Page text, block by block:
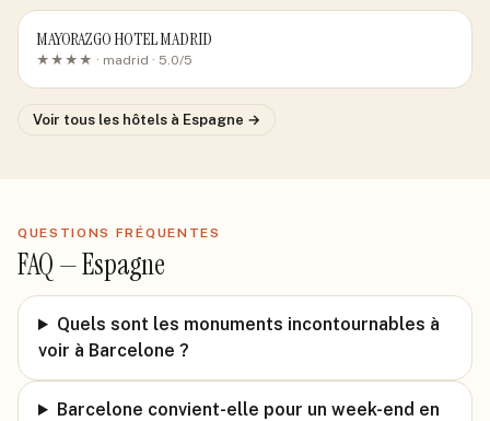
MAYORAZGO HOTEL MADRID
★★★★ · madrid · 5.0/5
Voir tous les hôtels à Espagne →
QUESTIONS FRÉQUENTES
FAQ —Espagne
Quels sont les monuments incontournables à
voir à Barcelone ?
Barcelone convient-elle pour un week-end en